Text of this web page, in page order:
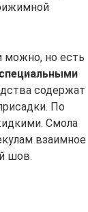
можно, но есть
содержат
По
Смола
взаимное
шов.